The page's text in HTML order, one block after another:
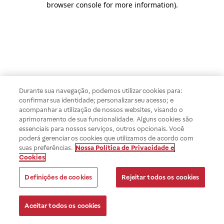
browser console for more information).
Durante sua navegação, podemos utilizar cookies para:
confirmar sua identidade; personalizar seu acesso; e
acompanhar a utilização de nossos websites, visando o
aprimoramento de sua funcionalidade. Alguns cookies são
essenciais para nossos serviços, outros opcionais. Você
poderá gerenciar os cookies que utilizamos de acordo com
suas preferências. Nossa Política de Privacidade e
Cookies
Definições de cookies Rejeitar todos os cookies
Aceitar todos os cookies